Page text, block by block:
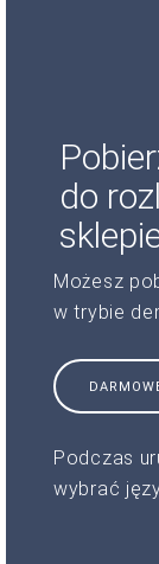
do
Możesz
w trybie
Podczas
wybrać